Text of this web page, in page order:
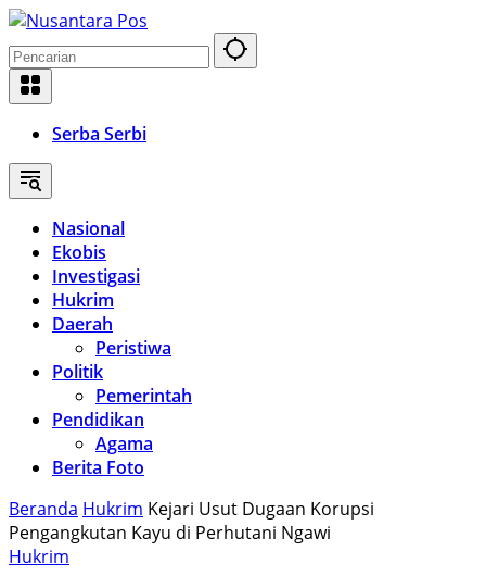
Langsung
ke
konten
Serba Serbi
Nasional
Ekobis
Investigasi
Hukrim
Daerah
Peristiwa
Politik
Pemerintah
Pendidikan
Agama
Berita Foto
Beranda Hukrim Kejari Usut Dugaan Korupsi
Pengangkutan Kayu di Perhutani Ngawi
Hukrim